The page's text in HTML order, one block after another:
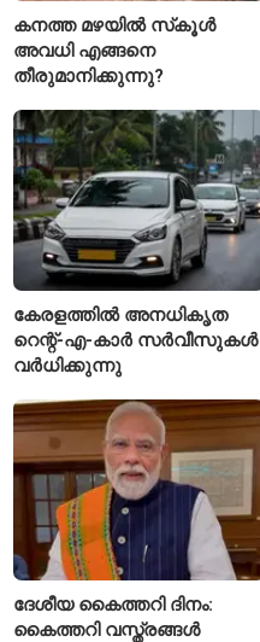
കനത്ത മഴയിൽ സ്‌കൂൾ
അവധി എങ്ങനെ
തീരുമാനിക്കുന്നു?
കേരളത്തിൽ അനധികൃത
റെന്റ്-എ-കാർ സർവീസുകൾ
വർധിക്കുന്നു
ദേശീയ കൈത്തറി ദിനം:
കൈത്തറി വസ്ത്രങ്ങൾ